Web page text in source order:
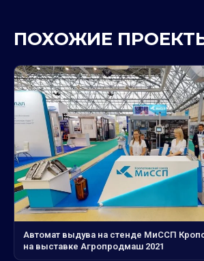
ПОХОЖИЕ
Автомат выдува на стенде МиССП
на выставке Агропродмаш 2021